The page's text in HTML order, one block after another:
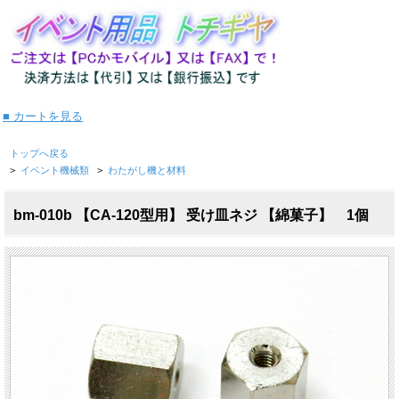
■ カートを見る
トップへ戻る
> イベント機械類 > わたがし機と材料
bm-010b 【CA-120型用】 受け皿ネジ 【綿菓子】 1個